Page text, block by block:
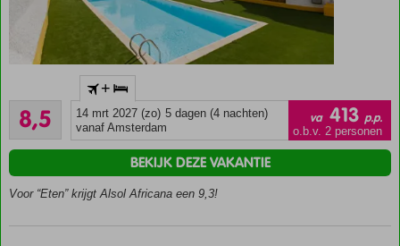
loopafstand
van Playa
del Inglés
Strand
8,5
Aanrader
252
beoordelingen
+
14 mrt 2027 (zo) 5 dagen (4 nachten)
vanaf Amsterdam
va 413 p.p.
o.b.v. 2 personen
Voor “Eten” krijgt Alsol Africana een 9,3!
BEKIJK DEZE VAKANTIE